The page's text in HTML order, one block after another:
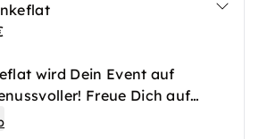
wird Dein Event auf
Freue Dich auf
– wahlweise mit oder ohne